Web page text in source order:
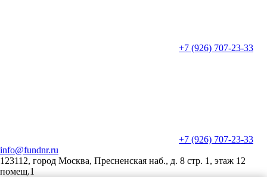
+7 (926) 707-23-33
+7 (926) 707-23-33
info@fundnr.ru
123112, город Москва, Пресненская наб., д. 8 стр. 1, этаж 12
помещ.1